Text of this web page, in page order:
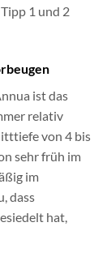
1 und 2
ist das
relativ
von 4 bis
sehr früh im
im
dass
hat,